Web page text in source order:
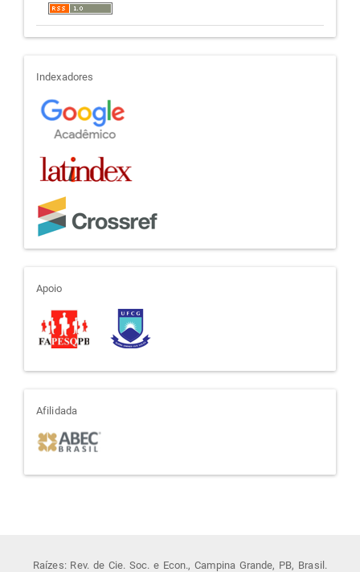
indexadores
Indexadores
apoio
Apoio
afiliada
Afilidada
Raízes: Rev. de Cie. Soc. e Econ., Campina Grande, PB, Brasil.